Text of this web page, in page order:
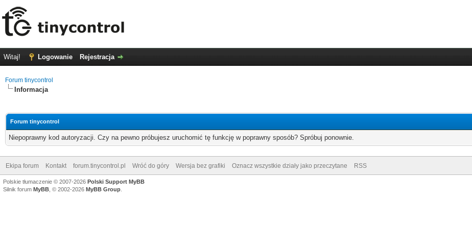
Witaj! Logowanie Rejestracja
Forum tinycontrol
Informacja
Forum tinycontrol
Niepoprawny kod autoryzacji. Czy na pewno próbujesz uruchomić tę funkcję w poprawny sposób? Spróbuj ponownie.
Ekipa forum Kontakt forum.tinycontrol.pl Wróć do góry Wersja bez grafiki Oznacz wszystkie działy jako przeczytane RSS
Polskie tłumaczenie © 2007-2026 Polski Support MyBB
Silnik forum MyBB , © 2002-2026 MyBB Group